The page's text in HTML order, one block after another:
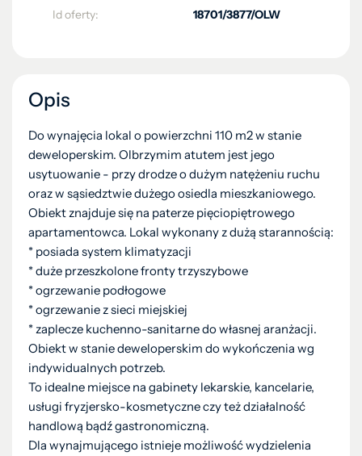
Id oferty: 18701/3877/OLW
Opis
Do wynajęcia lokal o powierzchni 110 m2 w stanie
deweloperskim. Olbrzymim atutem jest jego
usytuowanie - przy drodze o dużym natężeniu ruchu
oraz w sąsiedztwie dużego osiedla mieszkaniowego.
Obiekt znajduje się na paterze pięciopiętrowego
apartamentowca. Lokal wykonany z dużą starannością:
* posiada system klimatyzacji
* duże przeszkolone fronty trzyszybowe
* ogrzewanie podłogowe
* ogrzewanie z sieci miejskiej
* zaplecze kuchenno-sanitarne do własnej aranżacji.
Obiekt w stanie deweloperskim do wykończenia wg
indywidualnych potrzeb.
To idealne miejsce na gabinety lekarskie, kancelarie,
usługi fryzjersko-kosmetyczne czy też działalność
handlową bądź gastronomiczną.
Dla wynajmującego istnieje możliwość wydzielenia